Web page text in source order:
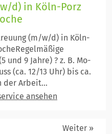
d) in Köln-Porz
(m/w/d) in Köln-
und 9 Jahre) ? z. B. Mo-
(ca. 12/13 Uhr) bis ca.
der Arbeit...
ansehen
Weiter »